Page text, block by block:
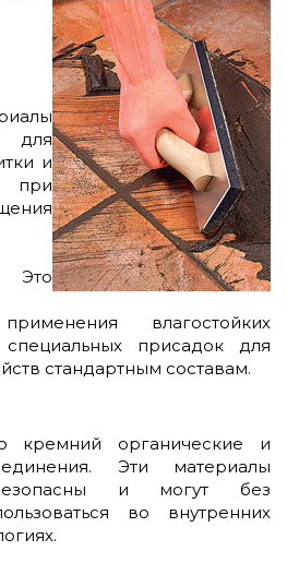
и
при
Это
влагостойких
присадок для
стандартным составам.
кремний органические и
Эти материалы
и могут без
во внутренних